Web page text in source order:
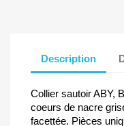
Description
Collier sautoir ABY,
coeurs de nacre
facettée. Pièces